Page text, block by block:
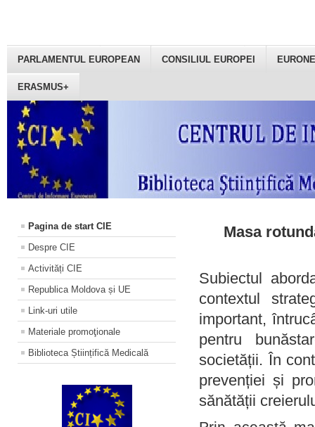
PARLAMENTUL EUROPEAN CONSILIUL EUROPEI
ERASMUS+
Pagina de start CIE
Despre CIE
Activități CIE
Republica Moldova și UE
Link-uri utile
Materiale promoţionale
Biblioteca Științifică Medicală
Masa
Subiectul
contextul
important,
pentru
societății. În
prevenției și
sănătății